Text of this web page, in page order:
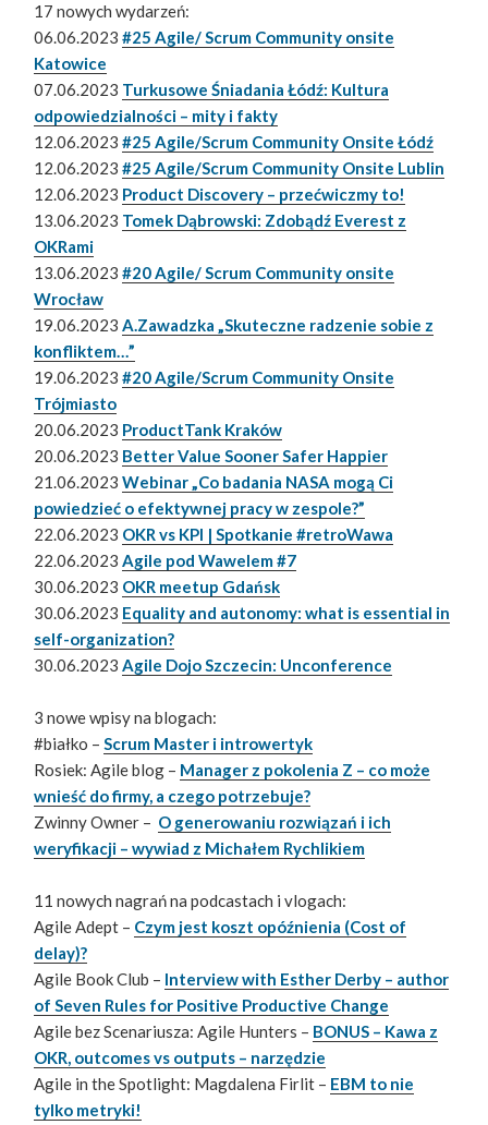
17 nowych wydarzeń:
06.06.2023#25 Agile/ Scrum Community onsite
Katowice
07.06.2023 Turkusowe Śniadania Łódź: Kultura
odpowiedzialności – mity i fakty
12.06.2023#25 Agile/Scrum Community Onsite Łódź
12.06.2023#25 Agile/Scrum Community Onsite Lublin
12.06.2023 Product Discovery – przećwiczmy to!
13.06.2023 Tomek Dąbrowski: Zdobądź Everest z
OKRami
13.06.2023#20 Agile/ Scrum Community onsite
Wrocław
19.06.2023A.Zawadzka „Skuteczne radzenie sobie z
konfliktem…”
19.06.2023#20 Agile/Scrum Community Onsite
Trójmiasto
20.06.2023 ProductTank Kraków
20.06.2023 Better Value Sooner Safer Happier
21.06.2023Webinar „Co badania NASA mogą Ci
powiedzieć o efektywnej pracy w zespole?”
22.06.2023 OKR vs KPI | Spotkanie #retroWawa
22.06.2023Agile pod Wawelem #7
30.06.2023 OKR meetup Gdańsk
30.06.2023 Equality and autonomy: what is essential in
self-organization?
30.06.2023Agile Dojo Szczecin: Unconference
3 nowe wpisy na blogach:
#białko –Scrum Master i introwertyk
Rosiek: Agile blog – Manager z pokolenia Z – co może
wnieść do firmy, a czego potrzebuje?
Zwinny Owner – O generowaniu rozwiązań i ich
weryfikacji – wywiad z Michałem Rychlikiem
11 nowych nagrań na podcastach i vlogach:
Agile Adept – Czym jest koszt opóźnienia (Cost of
delay)?
Agile Book Club – Interview with Esther Derby – author
of Seven Rules for Positive Productive Change
Agile bez Scenariusza: Agile Hunters – BONUS – Kawa z
OKR, outcomes vs outputs – narzędzie
Agile in the Spotlight: Magdalena Firlit – EBM to nie
tylko metryki!